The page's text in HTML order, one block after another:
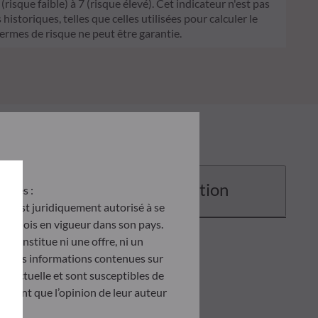
faible) à 7 (risque élevé). Cet indicateur n'est pas
telles que celles utilisées pour calculer le
de risque ne peut être garantie.
Documentation
:
est juridiquement autorisé à se
lois en vigueur dans son pays.
constitue ni une offre, ni un
Les informations contenues sur
et sont susceptibles de
que l’opinion de leur auteur